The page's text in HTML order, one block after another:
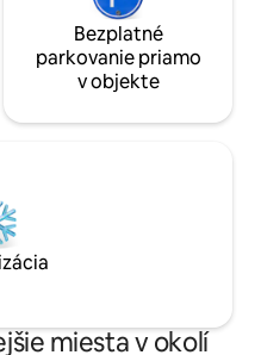
Bezplatné
parkovanie priamo
v objekte
miesta v okolí